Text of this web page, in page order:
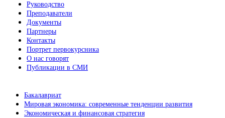
Руководство
Преподаватели
Документы
Партнеры
Контакты
Портрет первокурсника
О нас говорят
Публикации в СМИ
Бакалавриат
Мировая экономика: современные тенденции развития
Экономическая и финансовая стратегия